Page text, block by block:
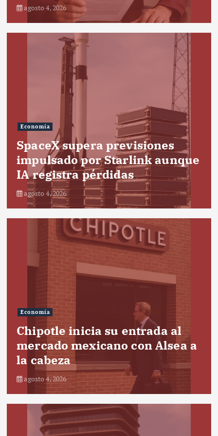
agosto 4, 2026
Economía
SpaceX supera previsiones
impulsado por Starlink aunque
IA registra pérdidas
agosto 4, 2026
Economía
Chipotle inicia su entrada al
mercado mexicano con Alsea a
la cabeza
agosto 4, 2026